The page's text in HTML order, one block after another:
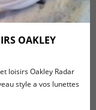
OAKLEY
loisirs Oakley Radar
style a vos lunettes